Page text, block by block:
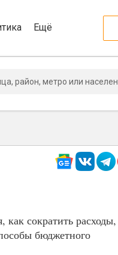
Ещё
как сократить расходы,
бюджетного